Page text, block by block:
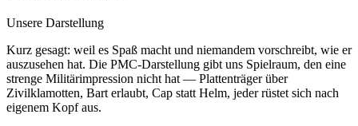
Unsere Darstellung
Kurz gesagt: weil es Spaß macht und niemandem vorschreibt, wie er
auszusehen hat. Die PMC-Darstellung gibt uns Spielraum, den eine
strenge Militärimpression nicht hat — Plattenträger über
Zivilklamotten, Bart erlaubt, Cap statt Helm, jeder rüstet sich nach
eigenem Kopf aus.